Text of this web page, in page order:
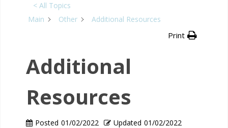
< All Topics
Main
Other Additional Resources
Print
Additional
Resources
Posted 01/02/2022 Updated 01/02/2022